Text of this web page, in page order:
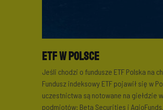
ETF w Polsce
Jeśli chodzi o fundusze ETF Polska na
Fundusz indeksowy ETF pojawił się w
uczestnictwa są notowane na giełdzie
podmiotów: Beta Securities i AgioFunds.